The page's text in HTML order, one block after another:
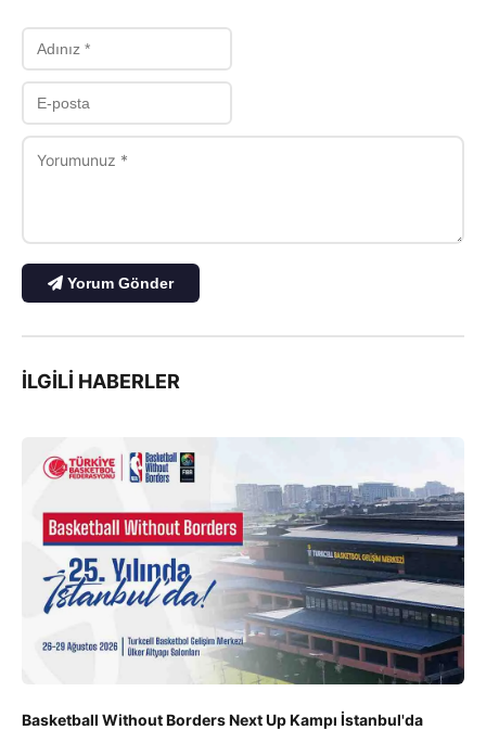
Yorum Gönder
İLGILI HABERLER
Basketball Without Borders Next Up Kampı İstanbul'da